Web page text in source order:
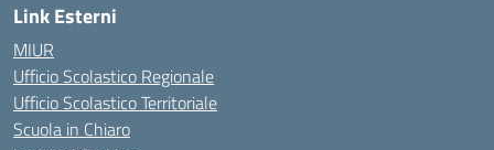
Link Esterni
MIUR
Ufficio Scolastico Regionale
Ufficio Scolastico Territoriale
Scuola in Chiaro